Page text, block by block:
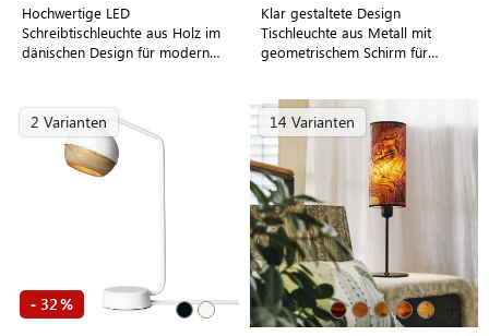
Hochwertige LED
Schreibtischleuchte aus Holz im
dänischen Design für modern
Klar gestaltete Design
Tischleuchte aus Metall mit
geometrischem Schirm für
2 Varianten
- 32 %
14 Varianten
+